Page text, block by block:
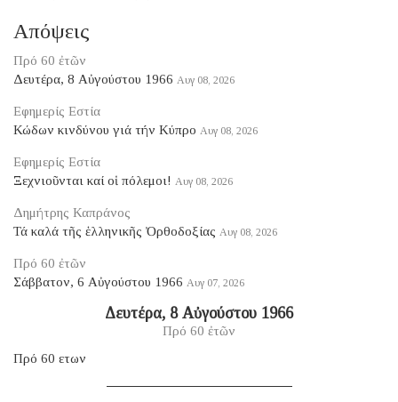
Απόψεις
Πρό 60 ἐτῶν
Δευτέρα, 8 Αὐγούστου 1966 Αυγ 08, 2026
Εφημερίς Εστία
Κώδων κινδύνου γιά τήν Κύπρο Αυγ 08, 2026
Εφημερίς Εστία
Ξεχνιοῦνται καί οἱ πόλεμοι! Αυγ 08, 2026
Δημήτρης Καπράνος
Τά καλά τῆς ἑλληνικῆς Ὀρθοδοξίας Αυγ 08, 2026
Πρό 60 ἐτῶν
Σάββατον, 6 Αὐγούστου 1966 Αυγ 07, 2026
Δευτέρα, 8 Αὐγούστου 1966
Πρό 60 ἐτῶν
Πρό 60 ετων